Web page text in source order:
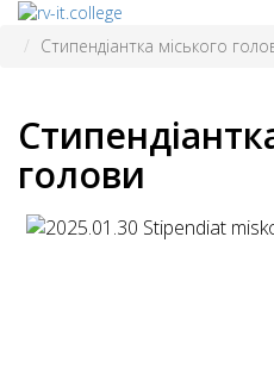
Стипендіантка міського
голови